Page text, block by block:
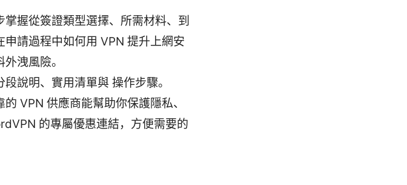
握從簽證類型選擇、所需材料、到
請過程中如何用 VPN 提升上網安
洩風險。
說明、實用清單與 操作步驟。
VPN 供應商能幫助你保護隱私、
的專屬優惠連結，方便需要的